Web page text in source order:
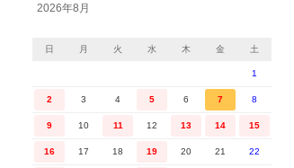
2026年8月
日 月 火 水 木 金 土
1
2 3 4 5 6 7 8
9 10 11 12 13 14 15
16 17 18 19 20 21 22